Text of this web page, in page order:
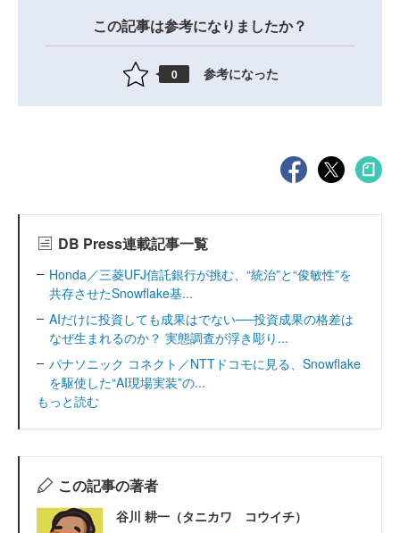
この記事は参考になりましたか？
0 参考になった
DB Press連載記事一覧
Honda／三菱UFJ信託銀行が挑む、“統治”と“俊敏性”を
共存させたSnowflake基...
AIだけに投資しても成果はでない──投資成果の格差は
なぜ生まれるのか？ 実態調査が浮き彫り...
パナソニック コネクト／NTTドコモに見る、Snowflake
を駆使した“AI現場実装”の...
もっと読む
この記事の著者
谷川 耕一（タニカワ コウイチ）